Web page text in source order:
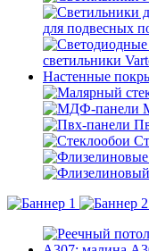
для подвесных
светильники
Настенные